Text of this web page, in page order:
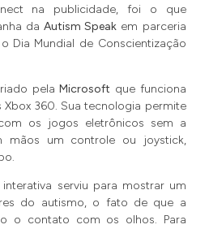
na publicidade, foi o que
daAutism Speak em parceria
Dia Mundial de Conscientização
pelaMicrosoft que funciona
360. Sua tecnologia permite
os jogos eletrônicos sem a
mãos um controle ou joystick,
serviu para mostrar um
do autismo, o fato de que a
o contato com os olhos. Para